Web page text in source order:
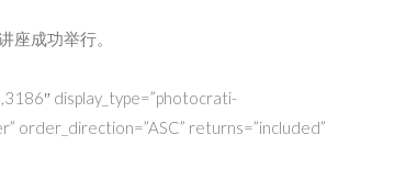
座成功举行。
display_type=”photocrati-
order_direction=”ASC” returns=”included”